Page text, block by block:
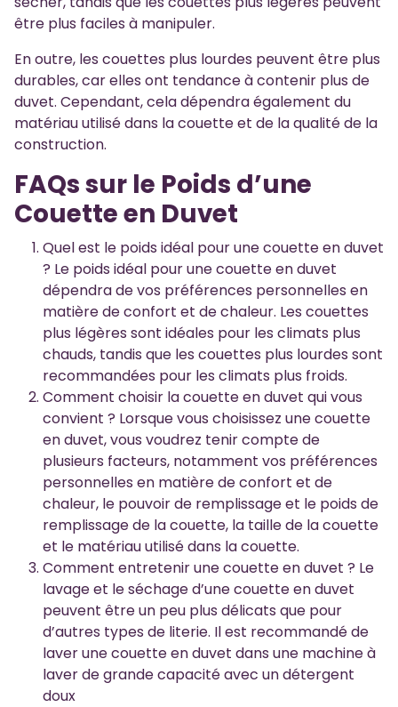
être plus faciles à manipuler.
En outre, les couettes plus lourdes peuvent être plus
durables, car elles ont tendance à contenir plus de
duvet. Cependant, cela dépendra également du
matériau utilisé dans la couette et de la qualité de la
construction.
FAQs sur le Poids d’une
Couette en Duvet
Quel est le poids idéal pour une couette en duvet
? Le poids idéal pour une couette en duvet
dépendra de vos préférences personnelles en
matière de confort et de chaleur. Les couettes
plus légères sont idéales pour les climats plus
chauds, tandis que les couettes plus lourdes sont
recommandées pour les climats plus froids.
Comment choisir la couette en duvet qui vous
convient ? Lorsque vous choisissez une couette
en duvet, vous voudrez tenir compte de
plusieurs facteurs, notamment vos préférences
personnelles en matière de confort et de
chaleur, le pouvoir de remplissage et le poids de
remplissage de la couette, la taille de la couette
et le matériau utilisé dans la couette.
Comment entretenir une couette en duvet ? Le
lavage et le séchage d’une couette en duvet
peuvent être un peu plus délicats que pour
d’autres types de literie. Il est recommandé de
laver une couette en duvet dans une machine à
laver de grande capacité avec un détergent
doux